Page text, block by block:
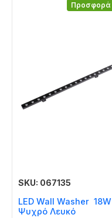
Προσφορά
SKU: 067135
LED Wall Washer 18W
Ψυχρό Λευκό